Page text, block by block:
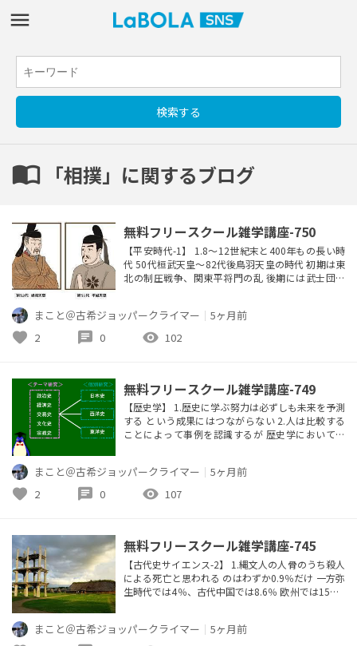
import_contacts 「相撲」に関するブログ
無料フリースクール雑学講座-750
【平安時代-1】 1.8～12世紀末と400年もの長い時
代 50代桓武天皇～82代後鳥羽天皇の時代 初期は東
北の制圧戦争、関東平将門の乱 後期には武士団形
皇として平城京で天皇と対立し たために平城天皇
と呼ばれる 3.唐の衰退と共に遣唐使は減り、新羅も
国力が低下し、渤海との交易が増えた →一方民間
まこと＠古希ジョッパークライマー ｜ 5ヶ月前
favorite 2 chat 0 visibility 102
無料フリースクール雑学講座-749
【歴史学】 1.歴史に学ぶ努力は必ずしも未来を予測
する という成果にはつながらない 2.人は比較する
ことによって事例を認識するが 歴史学においても
代や 欧州の戦争などとを比較した例はない 4.「歴
史心理学」は伝統的な「心理学」の批判 から始ま
り、人間の変化の科学とも言える 5.戦争は大国が小
まこと＠古希ジョッパークライマー ｜ 5ヶ月前
favorite 2 chat 0 visibility 107
無料フリースクール雑学講座-745
【古代史サイエンス-2】 1.縄文人の人骨のうち殺人
による死亡と思われる のはわずか0.9％だけ 一方弥
生時代では4％、古代中国では8.6％ 欧州では15～2
をしていた（縄文後期）とされているが 4000年前
まこと＠古希ジョッパークライマー ｜ 5ヶ月前